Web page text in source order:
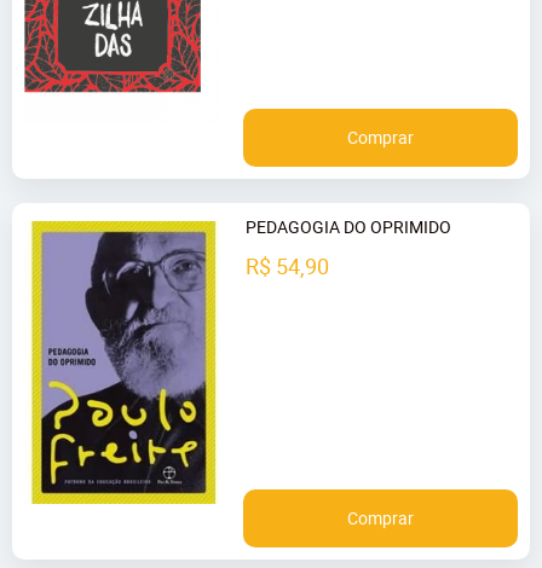
Comprar
PEDAGOGIA DO OPRIMIDO
R$ 54,90
Comprar